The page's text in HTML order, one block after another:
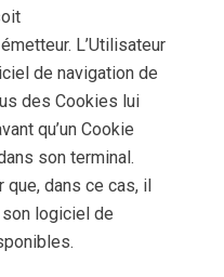
L’Utilisateur
de navigation de
des Cookies lui
qu’un Cookie
son terminal.
que, dans ce cas, il
logiciel de